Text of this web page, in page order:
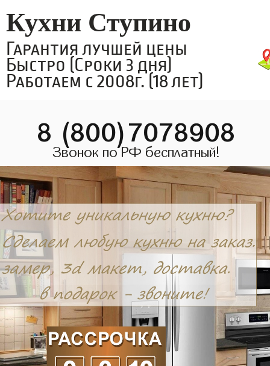
Кухни Ступино
Гарантия лучшей цены
Быстро (Сроки 3 дня)
Работаем с 2008г. (18 лет)
8 (800)7078908
Звонок по РФ бесплатный!